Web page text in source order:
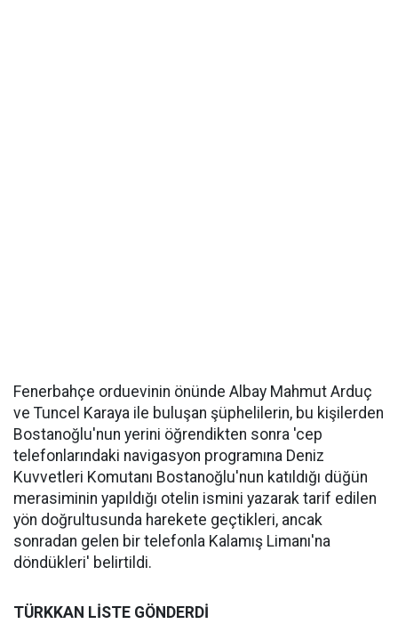
Fenerbahçe orduevinin önünde Albay Mahmut Arduç
ve Tuncel Karaya ile buluşan şüphelilerin, bu kişilerden
Bostanoğlu'nun yerini öğrendikten sonra 'cep
telefonlarındaki navigasyon programına Deniz
Kuvvetleri Komutanı Bostanoğlu'nun katıldığı düğün
merasiminin yapıldığı otelin ismini yazarak tarif edilen
yön doğrultusunda harekete geçtikleri, ancak
sonradan gelen bir telefonla Kalamış Limanı'na
döndükleri' belirtildi.
TÜRKKAN LİSTE GÖNDERDİ